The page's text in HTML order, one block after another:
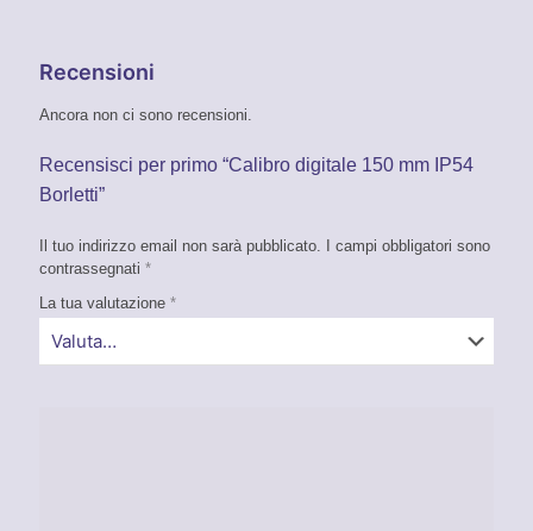
Recensioni
Ancora non ci sono recensioni.
Recensisci per primo “Calibro digitale 150 mm IP54
Borletti”
Il tuo indirizzo email non sarà pubblicato.
I campi obbligatori sono
contrassegnati *
La tua valutazione *